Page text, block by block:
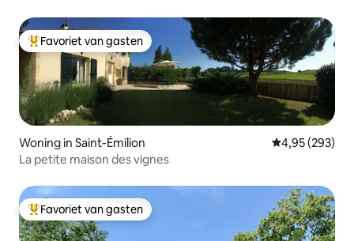
Topfavoriet van gasten
Favoriet van gasten
Woning in Saint-Émilion Gemiddelde
4,95 (293)
La petite maison des vignes
Topfavoriet van gasten
Favoriet van gasten